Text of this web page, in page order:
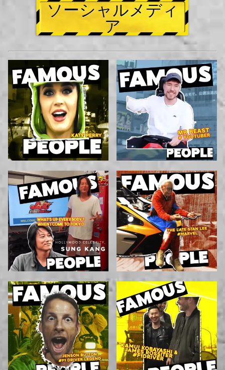
ソーシャルメディ
ア